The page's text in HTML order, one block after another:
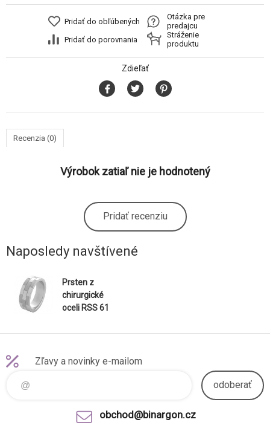
Pridať do obľúbených
Pridať do porovnania
Otázka pre
predajcu
Stráženie
produktu
Zdieľať
Recenzia (0)
Výrobok zatiaľ nie je hodnotený
Pridať recenziu
Naposledy navštívené
Prsten z
chirurgické
oceli RSS 61
Zľavy a novinky e-mailom
odoberať
obchod@binargon.cz